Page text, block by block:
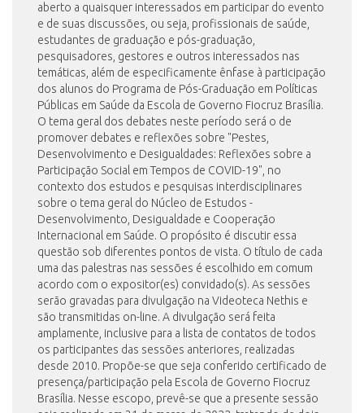
aberto a quaisquer interessados em participar do evento
e de suas discussões, ou seja, profissionais de saúde,
estudantes de graduação e pós-graduação,
pesquisadores, gestores e outros interessados nas
temáticas, além de especificamente ênfase à participação
dos alunos do Programa de Pós-Graduação em Políticas
Públicas em Saúde da Escola de Governo Fiocruz Brasília.
O tema geral dos debates neste período será o de
promover debates e reflexões sobre "Pestes,
Desenvolvimento e Desigualdades: Reflexões sobre a
Participação Social em Tempos de COVID-19", no
contexto dos estudos e pesquisas interdisciplinares
sobre o tema geral do Núcleo de Estudos -
Desenvolvimento, Desigualdade e Cooperação
Internacional em Saúde. O propósito é discutir essa
questão sob diferentes pontos de vista. O título de cada
uma das palestras nas sessões é escolhido em comum
acordo com o expositor(es) convidado(s). As sessões
serão gravadas para divulgação na Videoteca Nethis e
são transmitidas on-line. A divulgação será feita
amplamente, inclusive para a lista de contatos de todos
os participantes das sessões anteriores, realizadas
desde 2010. Propõe-se que seja conferido certificado de
presença/participação pela Escola de Governo Fiocruz
Brasília. Nesse escopo, prevê-se que a presente sessão